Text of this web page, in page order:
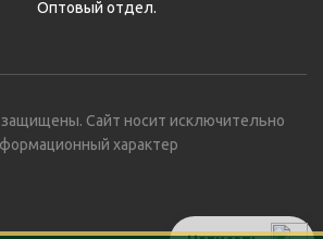
Оптовый отдел.
Сайт носит исключительно
характер